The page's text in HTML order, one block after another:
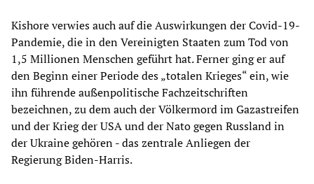
Kishore verwies auch auf die Auswirkungen der Covid-19-
Pandemie, die in den Vereinigten Staaten zum Tod von
1,5 Millionen Menschen geführt hat. Ferner ging er auf
den Beginn einer Periode des „totalen Krieges“ ein, wie
ihn führende außenpolitische Fachzeitschriften
bezeichnen, zu dem auch der Völkermord im Gazastreifen
und der Krieg der USA und der Nato gegen Russland in
der Ukraine gehören - das zentrale Anliegen der
Regierung Biden-Harris.